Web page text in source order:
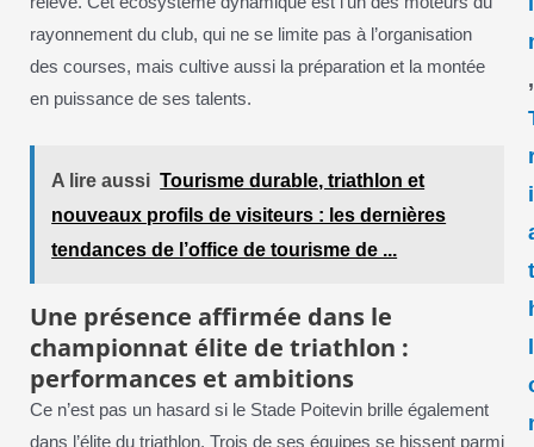
rayonnement du club, qui ne se limite pas à l’organisation
des courses, mais cultive aussi la préparation et la montée
en puissance de ses talents.
A lire aussi Tourisme durable, triathlon et
nouveaux profils de visiteurs : les dernières
tendances de l’office de tourisme de ...
Une présence affirmée dans le
championnat élite de triathlon :
performances et ambitions
Ce n’est pas un hasard si le Stade Poitevin brille également
dans l’élite du triathlon. Trois de ses équipes se hissent parmi
,
i
l